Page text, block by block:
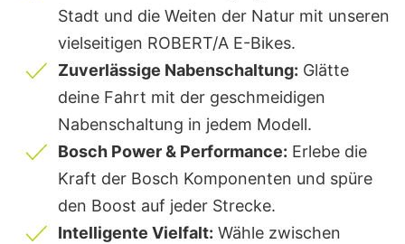
Stadt und die Weiten der Natur mit unseren
vielseitigen ROBERT/A E-Bikes.
Zuverlässige Nabenschaltung: Glätte
deine Fahrt mit der geschmeidigen
Nabenschaltung in jedem Modell.
Bosch Power & Performance: Erlebe die
Kraft der Bosch Komponenten und spüre
den Boost auf jeder Strecke.
Intelligente Vielfalt: Wähle zwischen